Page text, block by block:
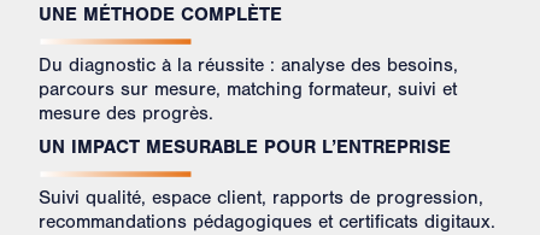
UNE MÉTHODE COMPLÈTE
Du diagnostic à la réussite : analyse des besoins,
parcours sur mesure, matching formateur, suivi et
mesure des progrès.
UN IMPACT MESURABLE POUR L’ENTREPRISE
Suivi qualité, espace client, rapports de progression,
recommandations pédagogiques et certificats digitaux.